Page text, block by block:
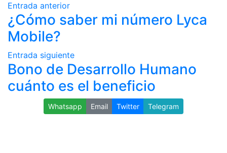
Entrada anterior
¿Cómo saber mi número Lyca
Mobile?
Entrada siguiente
Bono de Desarrollo Humano
cuánto es el beneficio
Whatsapp Email Twitter Telegram